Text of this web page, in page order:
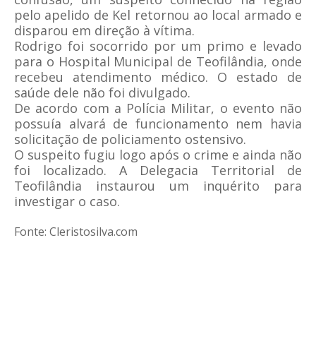
pelo apelido de Kel retornou ao local armado e
disparou em direção à vítima.
Rodrigo foi socorrido por um primo e levado
para o Hospital Municipal de Teofilândia, onde
recebeu atendimento médico. O estado de
saúde dele não foi divulgado.
De acordo com a Polícia Militar, o evento não
possuía alvará de funcionamento nem havia
solicitação de policiamento ostensivo.
O suspeito fugiu logo após o crime e ainda não
foi localizado. A Delegacia Territorial de
Teofilândia instaurou um inquérito para
investigar o caso.
Fonte: Cleristosilva.com